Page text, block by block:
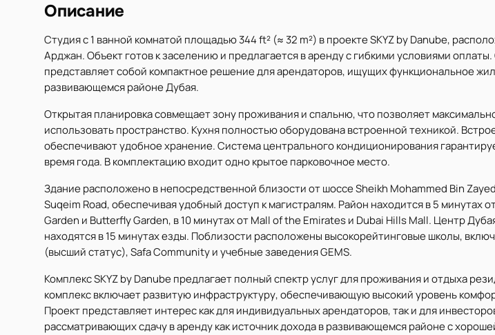
Описание
Студия с 1 ванной комнатой площадью 344 ft² (≈ 32 m²) в проекте SKYZ by Danube,
Арджан. Объект готов к заселению и предлагается в аренду с гибкими условиями
представляет собой компактное решение для арендаторов, ищущих функциональное
развивающемся районе Дубая.
Открытая планировка совмещает зону проживания и спальню, что позволяет
использовать пространство. Кухня полностью оборудована встроенной техникой.
обеспечивают удобное хранение. Система центрального кондиционирования
время года. В комплектацию входит одно крытое парковочное место.
Здание расположено в непосредственной близости от шоссе Sheikh Mohammed Bin Zayed
Suqeim Road, обеспечивая удобный доступ к магистралям. Район находится в 5 минутах
Garden и Butterfly Garden, в 10 минутах от Mall of the Emirates и Dubai Hills Mall. Центр
находятся в 15 минутах езды. Поблизости расположены высокорейтинговые школы,
(высший статус), Safa Community и учебные заведения GEMS.
Комплекс SKYZ by Danube предлагает полный спектр услуг для проживания и отдыха
комплекс включает развитую инфраструктуру, обеспечивающую высокий уровень
Проект представляет интерес как для индивидуальных арендаторов, так и для
рассматривающих сдачу в аренду как источник дохода в развивающемся районе с